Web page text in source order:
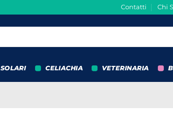
Contatti Chi
SOLARI CELIACHIA VETERINARIA